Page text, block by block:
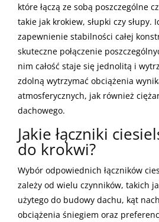
które łączą ze sobą poszczególne
takie jak krokiew, słupki czy słupy.
zapewnienie stabilności całej
skuteczne połączenie
nim całość staje się jednolitą i
zdolną wytrzymać obciążenia
atmosferycznych, jak również
dachowego.
Jakie łączniki
do krokwi?
Wybór odpowiednich łączników
zależy od wielu czynników, takich
użytego do budowy dachu, kąt
obciążenia śniegiem oraz